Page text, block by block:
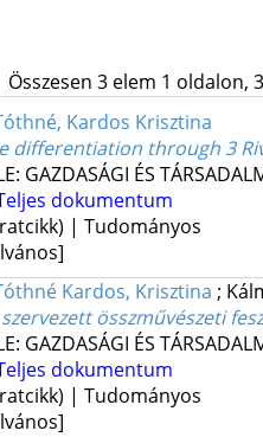
Összesen 3 elem 1 oldalon,
Kardos Krisztina
differentiation through 3
GAZDASÁGI ÉS
dokumentum
| Tudományos
Kardos, Krisztina ;
összművészeti
GAZDASÁGI ÉS
dokumentum
| Tudományos